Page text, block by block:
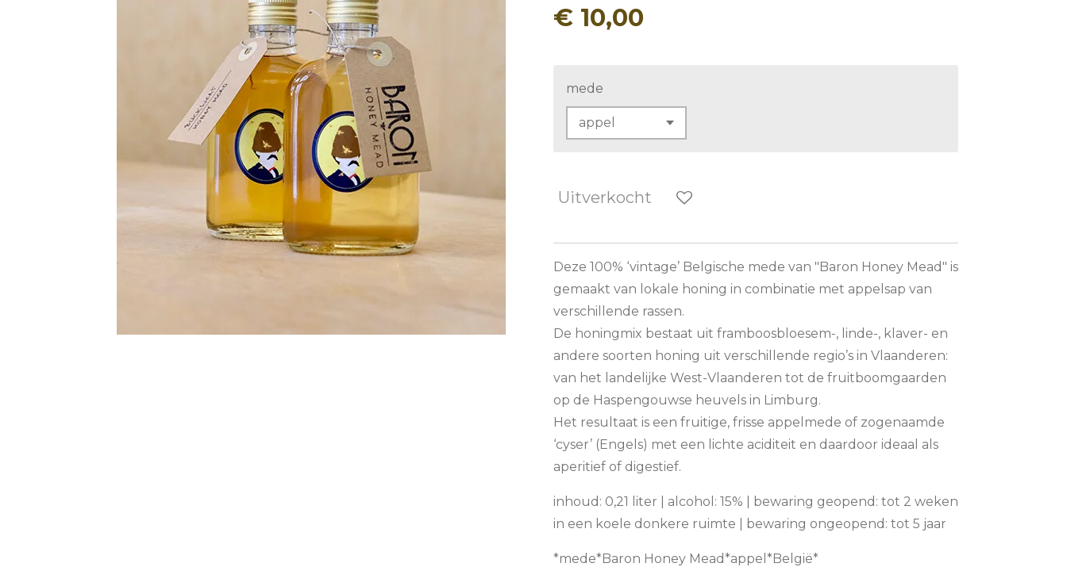
€ 10,00
mede
Uitverkocht
Deze 100% ‘vintage’ Belgische mede van "Baron Honey Mead" is
gemaakt van lokale honing in combinatie met appelsap van
verschillende rassen.
De honingmix bestaat uit framboosbloesem-, linde-, klaver- en
andere soorten honing uit verschillende regio’s in Vlaanderen:
van het landelijke West-Vlaanderen tot de fruitboomgaarden
op de Haspengouwse heuvels in Limburg.
Het resultaat is een fruitige, frisse appelmede of zogenaamde
‘cyser’ (Engels) met een lichte aciditeit en daardoor ideaal als
aperitief of digestief.
inhoud: 0,21 liter | alcohol: 15% | bewaring geopend: tot 2 weken
in een koele donkere ruimte | bewaring ongeopend: tot 5 jaar
*mede*Baron Honey Mead*appel*België*